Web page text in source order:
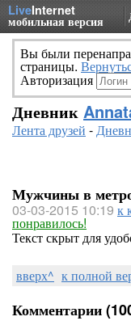
LiveInternet
мобильная версия
Вы были
страницы.
Авторизация
Дневник
Лента друзей -
Мужчины в
03-03-2015 10:19 к
понравилось!
Текст скрыт для
вверх^ к полной
Комментарии